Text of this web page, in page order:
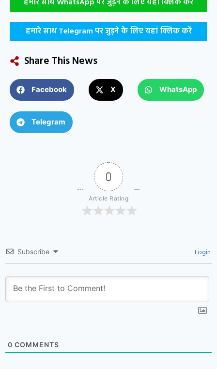
हमारे साथ WhatsApp पर जुड़ने के लिए यहां क्लिक करें
हमारे साथ Telegram पर जुड़ने के लिए यहां क्लिक करें
Share This News
Facebook X WhatsApp
Telegram
0
Article Rating
Subscribe Login
0 COMMENTS